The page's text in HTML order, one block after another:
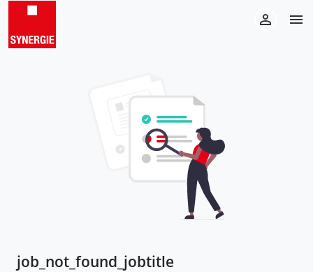
job_not_found_jobtitle